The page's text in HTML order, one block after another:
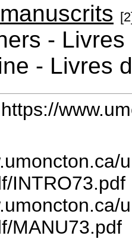
-
- Livres
https://
INTRO73.pdf
MANU73.pdf